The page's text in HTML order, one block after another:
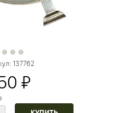
137762
₽